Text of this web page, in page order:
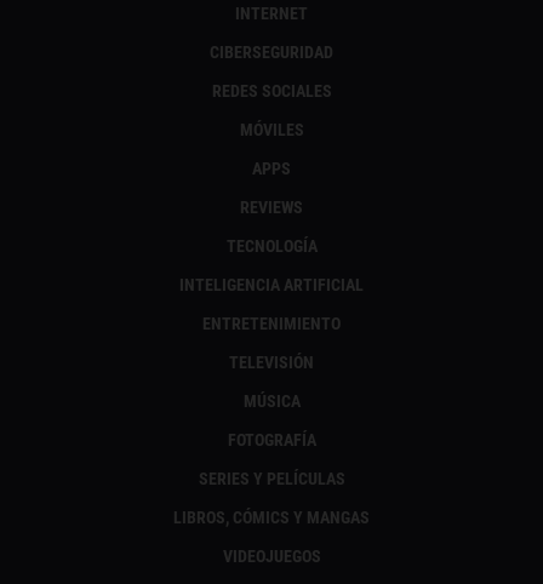
INTERNET
CIBERSEGURIDAD
REDES SOCIALES
MÓVILES
APPS
REVIEWS
TECNOLOGÍA
INTELIGENCIA ARTIFICIAL
ENTRETENIMIENTO
TELEVISIÓN
MÚSICA
FOTOGRAFÍA
SERIES Y PELÍCULAS
LIBROS, CÓMICS Y MANGAS
VIDEOJUEGOS